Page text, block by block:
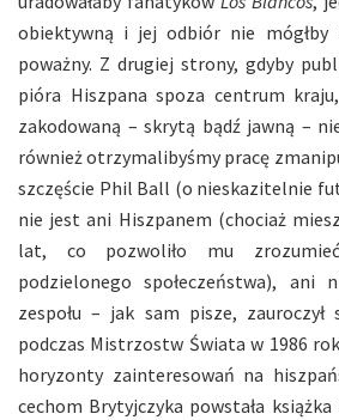
obiektywną i jej odbiór nie mógłby
poważny. Z drugiej strony, gdyby
pióra Hiszpana spoza centrum
zakodowaną – skrytą bądź jawną –
również otrzymalibyśmy pracę
szczęście Phil Ball (o nieskazitelnie
nie jest ani Hiszpanem (chociaż
lat, co pozwoliło mu
podzielonego społeczeństwa), ani
zespołu – jak sam pisze,
podczas Mistrzostw Świata w 1986
horyzonty zainteresowań na
cechom Brytyjczyka powstała